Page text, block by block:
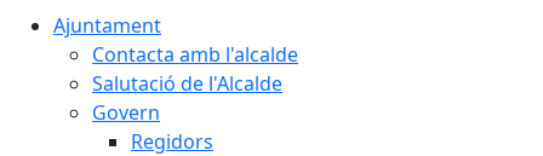
Ajuntament
Contacta amb l'alcalde
Salutació de l'Alcalde
Govern
Regidors